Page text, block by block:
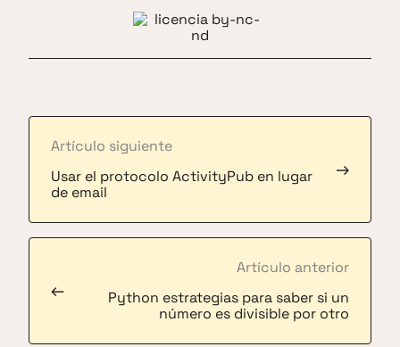
Artículo anterior
Python estrategias para saber si un
número es divisible por otro
←
Artículo siguiente
Usar el protocolo ActivityPub en lugar
de email
→